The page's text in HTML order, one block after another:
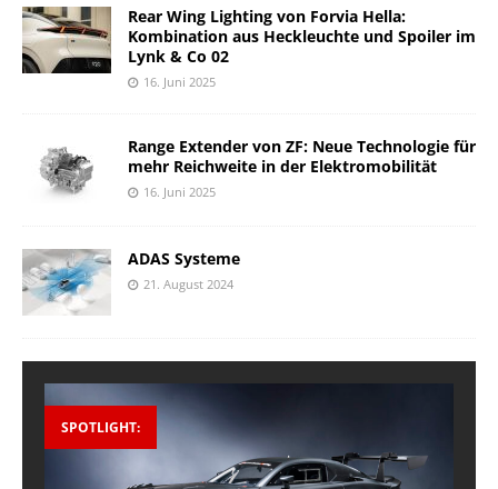
Rear Wing Lighting von Forvia Hella:
Kombination aus Heckleuchte und Spoiler im
Lynk & Co 02
16. Juni 2025
Range Extender von ZF: Neue Technologie für
mehr Reichweite in der Elektromobilität
16. Juni 2025
ADAS Systeme
21. August 2024
SPOTLIGHT: